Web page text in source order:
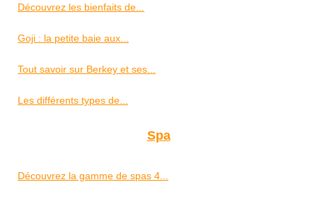
Découvrez les bienfaits de...
Goji : la petite baie aux...
Tout savoir sur Berkey et ses...
Les différents types de...
Spa
Découvrez la gamme de spas 4...